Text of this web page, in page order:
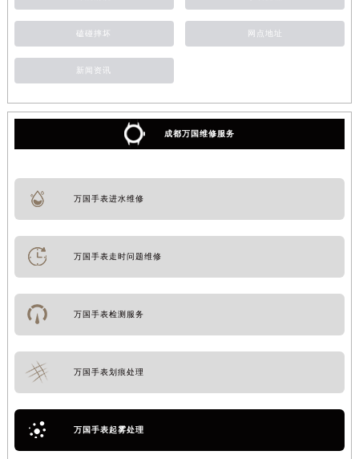
磕碰摔坏 网点地址
新闻资讯
成都万国维修服务
万国手表进水维修
万国手表走时问题维修
万国手表检测服务
万国手表划痕处理
万国手表起雾处理